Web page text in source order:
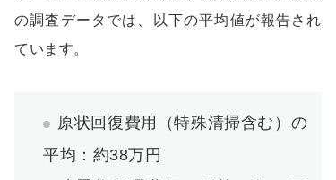
の調査データでは、以下の平均値が報告され
ています。
原状回復費用（特殊清掃含む）の
平均：約38万円